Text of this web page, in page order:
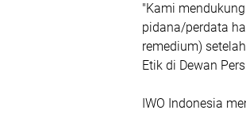
"Kami
pidana/perdata
remedium)
Etik di Dewan
IWO Indonesia